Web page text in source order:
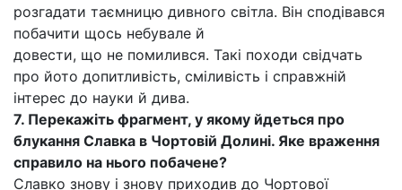
розгадати таємницю дивного світла. Він сподівався
побачити щось небувале й
довести, що не помилився. Такі походи свідчать
про йото допитливість, сміливість і справжній
інтерес до науки й дива.
7. Перекажіть фрагмент, у якому йдеться про
блукання Славка в Чортовій Долині. Яке враження
справило на нього побачене?
Славко знову і знову приходив до Чортової